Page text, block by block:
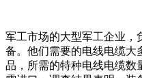
军工市场的大型军工企业，
备。他们需要的电线电缆大
品，所需的特种电线电缆数